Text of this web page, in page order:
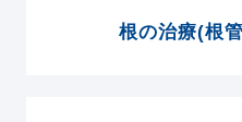
根の治療(根